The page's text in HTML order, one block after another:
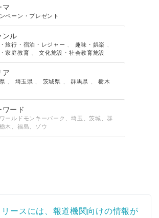
マ
ペーン・プレゼント
ンル
旅行・宿泊・レジャー 趣味・娯楽
家庭教育
、文化施設・社会教育施設
ア
埼玉県 茨城県 群馬県 、栃木
ワード
ールドモンキーパーク、埼玉、茨城、群
木、福島、ゾウ
ースには、報道機関向けの情報が